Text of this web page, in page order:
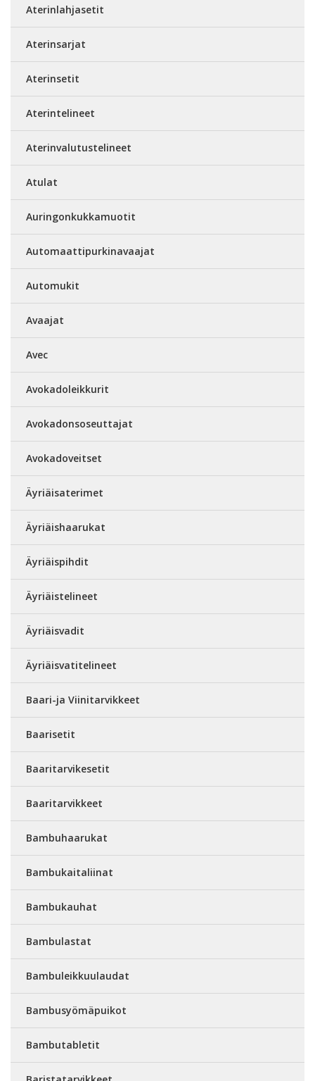
Aterinlahjasetit
Aterinsarjat
Aterinsetit
Aterintelineet
Aterinvalutustelineet
Atulat
Auringonkukkamuotit
Automaattipurkinavaajat
Automukit
Avaajat
Avec
Avokadoleikkurit
Avokadonsoseuttajat
Avokadoveitset
Äyriäisaterimet
Äyriäishaarukat
Äyriäispihdit
Äyriäistelineet
Äyriäisvadit
Äyriäisvatitelineet
Baari-ja Viinitarvikkeet
Baarisetit
Baaritarvikesetit
Baaritarvikkeet
Bambuhaarukat
Bambukaitaliinat
Bambukauhat
Bambulastat
Bambuleikkuulaudat
Bambusyömäpuikot
Bambutabletit